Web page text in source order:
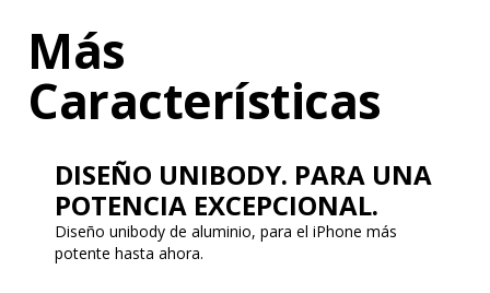
Más
Características
DISEÑO UNIBODY. PARA UNA
POTENCIA EXCEPCIONAL.
Diseño unibody de aluminio, para el iPhone más
potente hasta ahora.